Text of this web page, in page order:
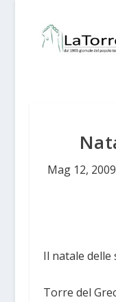
Mag 12, 2009
Il natale delle
Torre del